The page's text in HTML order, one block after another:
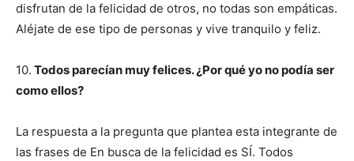
disfrutan de la felicidad de otros, no todas son empáticas.
Aléjate de ese tipo de personas y vive tranquilo y feliz.
10. Todos parecían muy felices. ¿Por qué yo no podía ser
como ellos?
La respuesta a la pregunta que plantea esta integrante de
las frases de En busca de la felicidad es SÍ. Todos